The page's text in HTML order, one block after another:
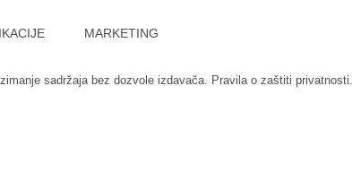
MARKETING
sadržaja bez dozvole izdavača. Pravila o zaštiti privatnosti.